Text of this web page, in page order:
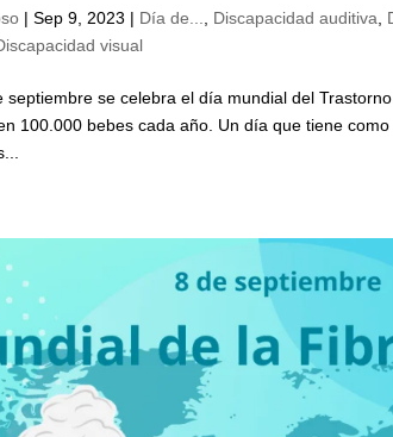
|Sep 9, 2023 | Día de... Discapacidad auditiva
visual
septiembre se celebra el día mundial del
100.000 bebes cada año. Un día que tiene